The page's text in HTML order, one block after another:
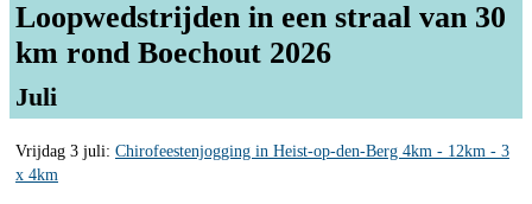
Loopwedstrijden in een straal van 30
km rond Boechout 2026
Juli
Vrijdag 3 juli: Chirofeestenjogging in Heist-op-den-Berg 4km - 12km - 3
x 4km